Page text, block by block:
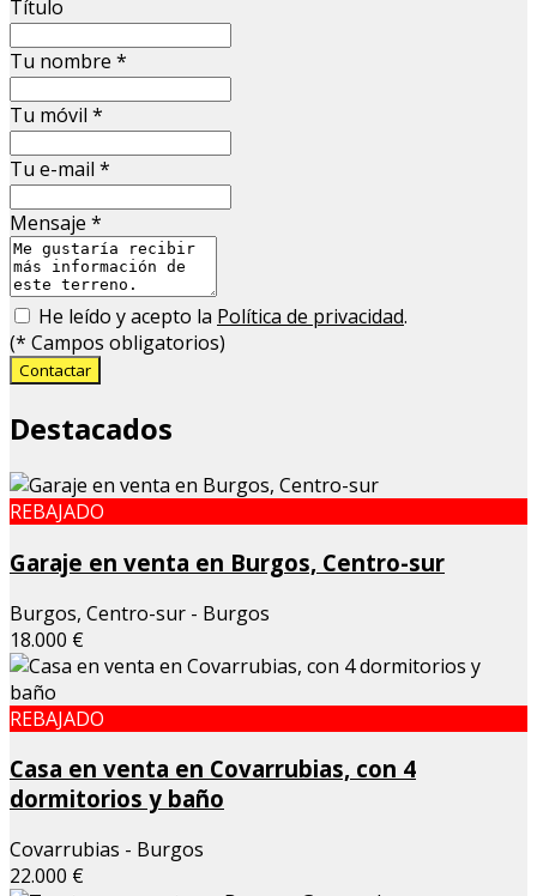
Título
Tu nombre *
Tu móvil *
Tu e-mail *
Mensaje *
He leído y acepto la Política de privacidad.
(* Campos obligatorios)
Contactar
Destacados
REBAJADO
Garaje en venta en Burgos, Centro-sur
Burgos, Centro-sur - Burgos
18.000 €
REBAJADO
Casa en venta en Covarrubias, con 4
dormitorios y baño
Covarrubias - Burgos
22.000 €